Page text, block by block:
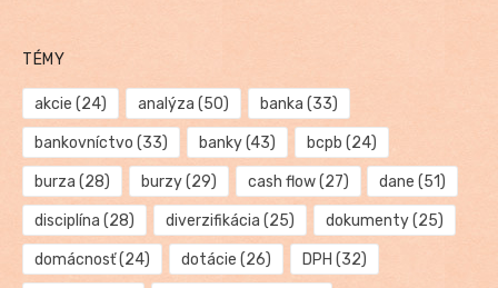
TÉMY
akcie (24) analýza (50) banka (33)
bankovníctvo (33) banky(43) bcpb (24)
burza (28) burzy(29) cash flow(27) dane (51)
disciplína (28) diverzifikácia (25) dokumenty(25)
domácnosť(24) dotácie (26) DPH (32)